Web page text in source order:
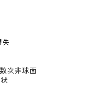
次非球面